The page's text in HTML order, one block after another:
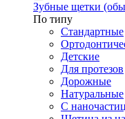
Зубные щетки
По типу
Стандартные
Детские
Для протезов
Дорожные
Натуральные
С